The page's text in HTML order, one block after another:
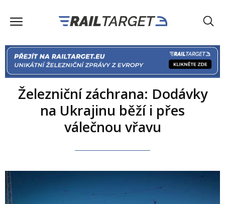
Železniční záchrana: Dodávky
na Ukrajinu běží i přes
válečnou vřavu